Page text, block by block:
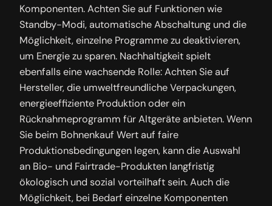
Komponenten. Achten Sie auf Funktionen wie
Standby-Modi, automatische Abschaltung und die
Möglichkeit, einzelne Programme zu deaktivieren,
um Energie zu sparen. Nachhaltigkeit spielt
ebenfalls eine wachsende Rolle: Achten Sie auf
Hersteller, die umweltfreundliche Verpackungen,
energieeffiziente Produktion oder ein
Rücknahmeprogramm für Altgeräte anbieten. Wenn
Sie beim Bohnenkauf Wert auf faire
Produktionsbedingungen legen, kann die Auswahl
an Bio- und Fairtrade-Produkten langfristig
ökologisch und sozial vorteilhaft sein. Auch die
Möglichkeit, bei Bedarf einzelne Komponenten